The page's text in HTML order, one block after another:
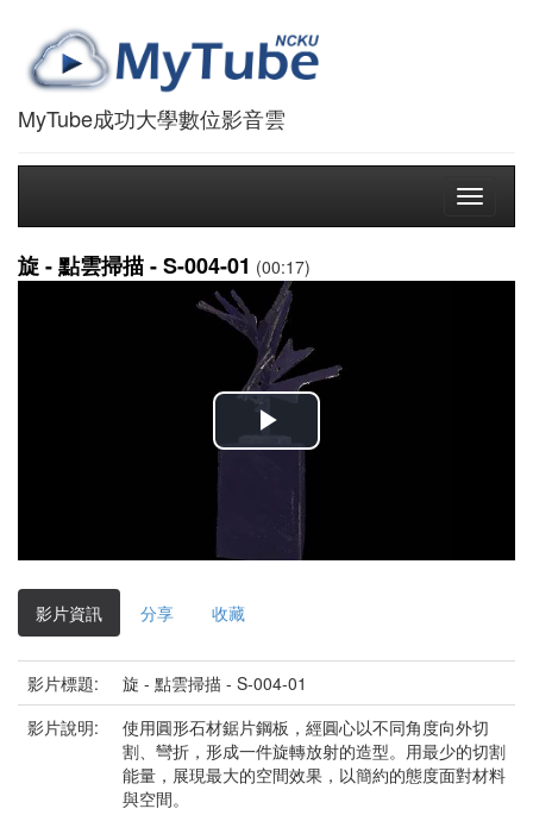
MyTube成功大學數位影音雲
Toggle
旋 - 點雲掃描 - S-004-01 (00:17)
播
放
影
影片資訊 分享 收藏
影片標題:
旋 - 點雲掃描 - S-004-01
影片說明:
使用圓形石材鋸片鋼板，經圓心以不同角度向外切
割、彎折，形成一件旋轉放射的造型。用最少的切割
能量，展現最大的空間效果，以簡約的態度面對材料
與空間。